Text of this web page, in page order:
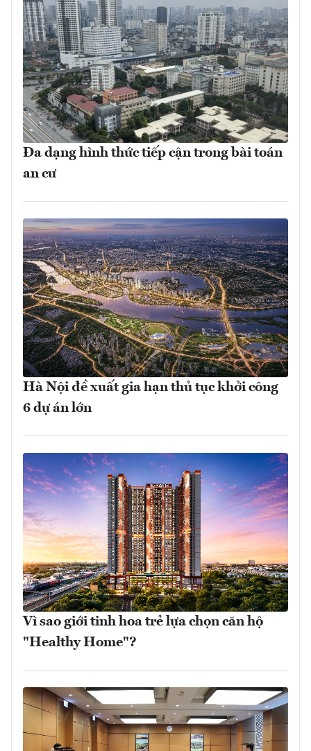
Đa dạng hình thức tiếp cận trong bài toán
an cư
Hà Nội đề xuất gia hạn thủ tục khởi công
6 dự án lớn
Vì sao giới tinh hoa trẻ lựa chọn căn hộ
"Healthy Home"?